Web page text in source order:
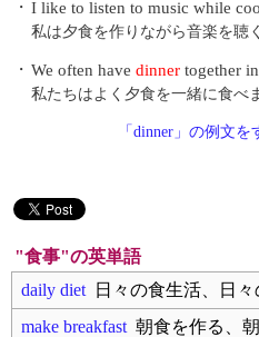
・ I like to listen to music while
私は夕食を作りながら音楽を聴
・ We often have dinner together
私たちはよく夕食を一緒に食べ
「dinner」の例文
"食事"の英単語
daily diet 日々の食生活、日々
make breakfast 朝食を作る、